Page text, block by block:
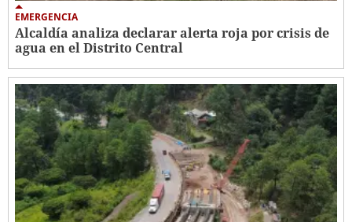
EMERGENCIA
Alcaldía analiza declarar alerta roja por crisis de
agua en el Distrito Central